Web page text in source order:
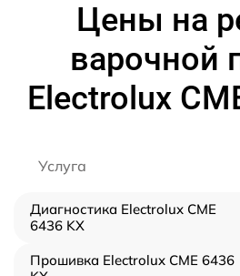
Цены на
варочной
Electrolux
Услуга
Диагностика Electrolux CME
6436 KX
Прошивка Electrolux CME 6436